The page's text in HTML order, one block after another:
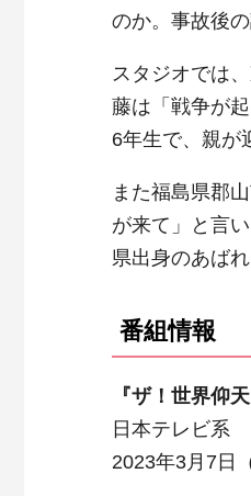
のか。事故後
スタジオでは
藤は「戦争が
6年生で、親が
また福島県郡
が来て」と言
県出身のあば
番組情報
『ザ！世界仰
日本テレビ系
2023年3月7日